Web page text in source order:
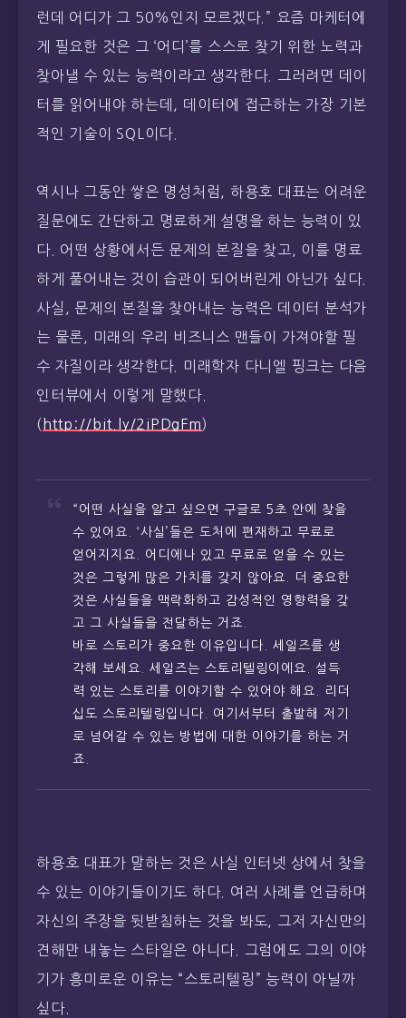
런데 어디가 그 50%인지 모르겠다.” 요즘 마케터에
게 필요한 것은 그 ‘어디’를 스스로 찾기 위한 노력과
찾아낼 수 있는 능력이라고 생각한다. 그러려면 데이
터를 읽어내야 하는데, 데이터에 접근하는 가장 기본
적인 기술이 SQL이다.
역시나 그동안 쌓은 명성처럼, 하용호 대표는 어려운
질문에도 간단하고 명료하게 설명을 하는 능력이 있
다. 어떤 상황에서든 문제의 본질을 찾고, 이를 명료
하게 풀어내는 것이 습관이 되어버린게 아닌가 싶다.
사실, 문제의 본질을 찾아내는 능력은 데이터 분석가
는 물론, 미래의 우리 비즈니스 맨들이 가져야할 필
수 자질이라 생각한다. 미래학자 다니엘 핑크는 다음
인터뷰에서 이렇게 말했다.
( http://bit.ly/2iPDgFm)
“어떤 사실을 알고 싶으면 구글로 5초 안에 찾을
수 있어요. ‘사실’들은 도처에 편재하고 무료로
얻어지지요. 어디에나 있고 무료로 얻을 수 있는
것은 그렇게 많은 가치를 갖지 않아요. 더 중요한
것은 사실들을 맥락화하고 감성적인 영향력을 갖
고 그 사실들을 전달하는 거죠.
바로 스토리가 중요한 이유입니다. 세일즈를 생
각해 보세요. 세일즈는 스토리텔링이에요. 설득
력 있는 스토리를 이야기할 수 있어야 해요. 리더
십도 스토리텔링입니다. 여기서부터 출발해 저기
로 넘어갈 수 있는 방법에 대한 이야기를 하는 거
죠.
하용호 대표가 말하는 것은 사실 인터넷 상에서 찾을
수 있는 이야기들이기도 하다. 여러 사례를 언급하며
자신의 주장을 뒷받침하는 것을 봐도, 그저 자신만의
견해만 내놓는 스타일은 아니다. 그럼에도 그의 이야
기가 흥미로운 이유는 “스토리텔링” 능력이 아닐까
싶다.